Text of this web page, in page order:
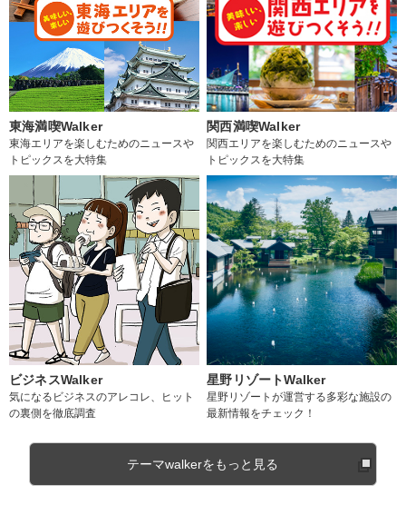
東海満喫Walker
東海エリアを楽しむためのニュースや
トピックスを大特集
関西満喫Walker
関西エリアを楽しむためのニュースや
トピックスを大特集
ビジネスWalker
気になるビジネスのアレコレ、ヒット
の裏側を徹底調査
星野リゾートWalker
星野リゾートが運営する多彩な施設の
最新情報をチェック！
テーマwalkerをもっと見る